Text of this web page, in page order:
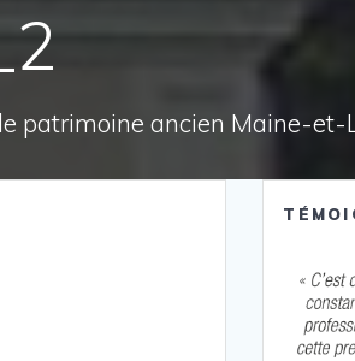
patrimoine ancien Maine-et-